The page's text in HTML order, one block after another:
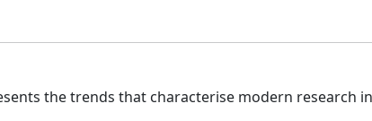
the trends that characterise modern research